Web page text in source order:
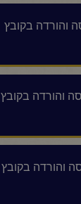
והורדה בקובץ
והורדה בקובץ
והורדה בקובץ